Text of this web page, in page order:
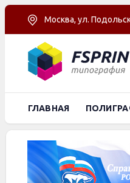
Москва, ул.
ГЛАВНАЯ